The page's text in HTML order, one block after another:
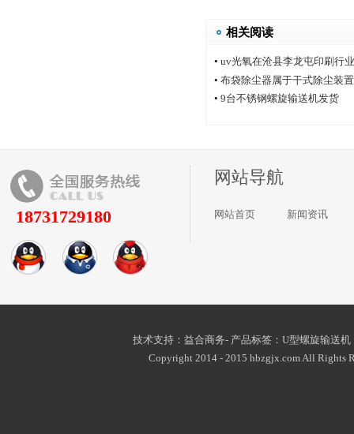
相关阅读
• uv光氧在沧县李龙屯印刷行
• 布袋除尘器属于干式除尘装置
• 9台不锈钢螺旋输送机发货
18731729180
网站导航
网站首页 新闻资讯
技术支持：益合商务- 产品标签： U型螺旋输送机
Copyright 2014 - 2015 hbzgjx.com All Rights